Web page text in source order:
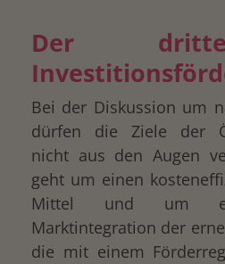
Der
Bei der Diskussion um
dürfen die Ziele der
nicht aus den Augen
geht um einen
Mittel und um
Marktintegration der
die mit einem